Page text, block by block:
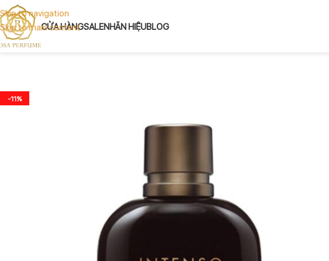
Skip to navigation
Skip to main content
CỬA HÀNGSALENHÃN HIỆUBLOG
-11%